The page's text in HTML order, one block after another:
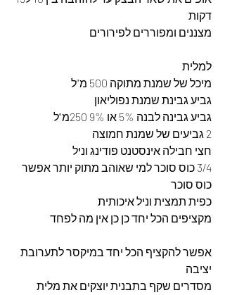
דקות
מצננים ומפוררים לפירורים
למלית
מיכל של שמנת מתוקה 500 מ"ל
גביע גבינת שמנת נפוליאון
גביע גבינה לבנה 5% או 9% 250מ"ל
2 גביעים של שמנת חמוצה
חצי חבילה אינסטנט פודינג וניל
3/4 כוס סוכר למי שאוהב מתוק יותר אפשר
כוס סוכר
כפית תמצית וניל איכותית
מקציפים הכל יחד כן כן אין מה לפחד
אפשר להקציף הכל יחד במיקסר לתערובת
יציבה
מסדרים שקף בתבנית יוצקים את מלית